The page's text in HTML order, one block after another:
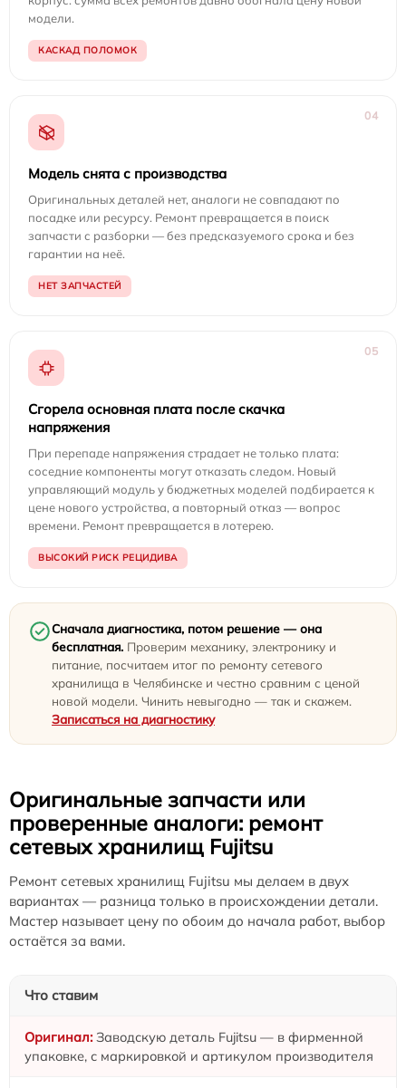
модели.
КАСКАД ПОЛОМОК
04
Модель снята с производства
Оригинальных деталей нет, аналоги не совпадают по
посадке или ресурсу. Ремонт превращается в поиск
запчасти с разборки — без предсказуемого срока и без
гарантии на неё.
НЕТ ЗАПЧАСТЕЙ
05
Сгорела основная плата после скачка
напряжения
При перепаде напряжения страдает не только плата:
соседние компоненты могут отказать следом. Новый
управляющий модуль у бюджетных моделей подбирается к
цене нового устройства, а повторный отказ — вопрос
времени. Ремонт превращается в лотерею.
ВЫСОКИЙ РИСК РЕЦИДИВА
Сначала диагностика, потом решение — она
бесплатная. Проверим механику, электронику и
питание, посчитаем итог по ремонту сетевого
хранилища в Челябинске и честно сравним с ценой
новой модели. Чинить невыгодно — так и скажем.
Записаться на диагностику
Оригинальные запчасти или
проверенные аналоги: ремонт
сетевых хранилищ Fujitsu
Ремонт сетевых хранилищ Fujitsu мы делаем в двух
вариантах — разница только в происхождении детали.
Мастер называет цену по обоим до начала работ, выбор
остаётся за вами.
Что ставим
Заводскую деталь Fujitsu — в фирменной
упаковке, с маркировкой и артикулом производителя